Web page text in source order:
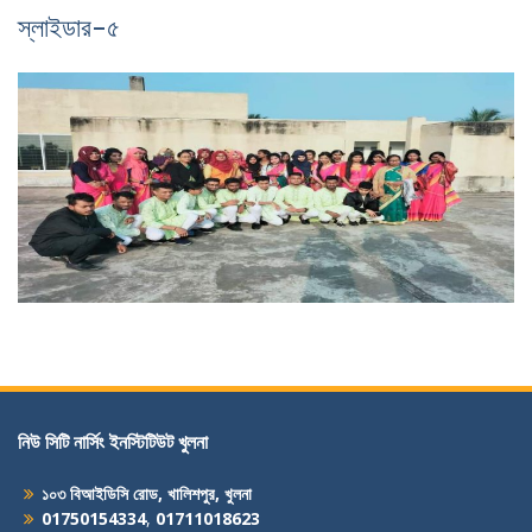
স্লাইডার-৫
নিউ সিটি নার্সিং ইনস্টিটিউট খুলনা
১০৩ বিআইডিসি রোড, খালিশপুর, খুলনা
01750154334, 01711018623